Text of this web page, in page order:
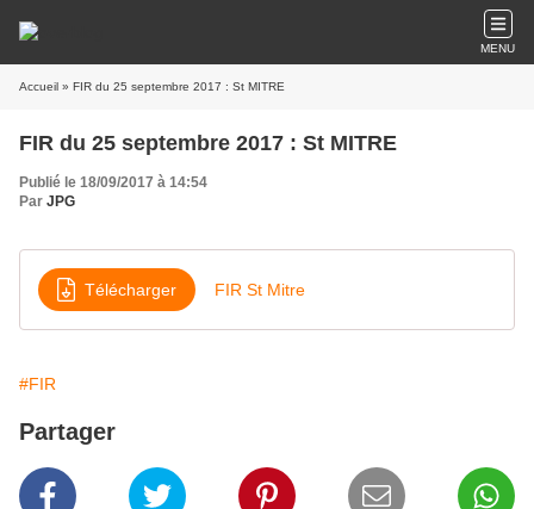
MENU
Accueil » FIR du 25 septembre 2017 : St MITRE
FIR du 25 septembre 2017 : St MITRE
Publié le 18/09/2017 à 14:54
Par JPG
Télécharger FIR St Mitre
#FIR
Partager